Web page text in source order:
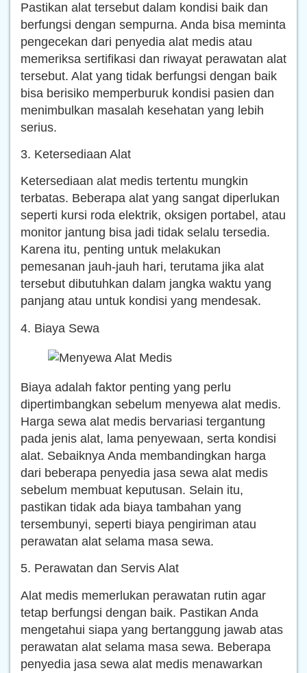
Pastikan alat tersebut dalam kondisi baik dan
berfungsi dengan sempurna. Anda bisa meminta
pengecekan dari penyedia alat medis atau
memeriksa sertifikasi dan riwayat perawatan alat
tersebut. Alat yang tidak berfungsi dengan baik
bisa berisiko memperburuk kondisi pasien dan
menimbulkan masalah kesehatan yang lebih
serius.
3. Ketersediaan Alat
Ketersediaan alat medis tertentu mungkin
terbatas. Beberapa alat yang sangat diperlukan
seperti kursi roda elektrik, oksigen portabel, atau
monitor jantung bisa jadi tidak selalu tersedia.
Karena itu, penting untuk melakukan
pemesanan jauh-jauh hari, terutama jika alat
tersebut dibutuhkan dalam jangka waktu yang
panjang atau untuk kondisi yang mendesak.
4. Biaya Sewa
Biaya adalah faktor penting yang perlu
dipertimbangkan sebelum menyewa alat medis.
Harga sewa alat medis bervariasi tergantung
pada jenis alat, lama penyewaan, serta kondisi
alat. Sebaiknya Anda membandingkan harga
dari beberapa penyedia jasa sewa alat medis
sebelum membuat keputusan. Selain itu,
pastikan tidak ada biaya tambahan yang
tersembunyi, seperti biaya pengiriman atau
perawatan alat selama masa sewa.
5. Perawatan dan Servis Alat
Alat medis memerlukan perawatan rutin agar
tetap berfungsi dengan baik. Pastikan Anda
mengetahui siapa yang bertanggung jawab atas
perawatan alat selama masa sewa. Beberapa
penyedia jasa sewa alat medis menawarkan